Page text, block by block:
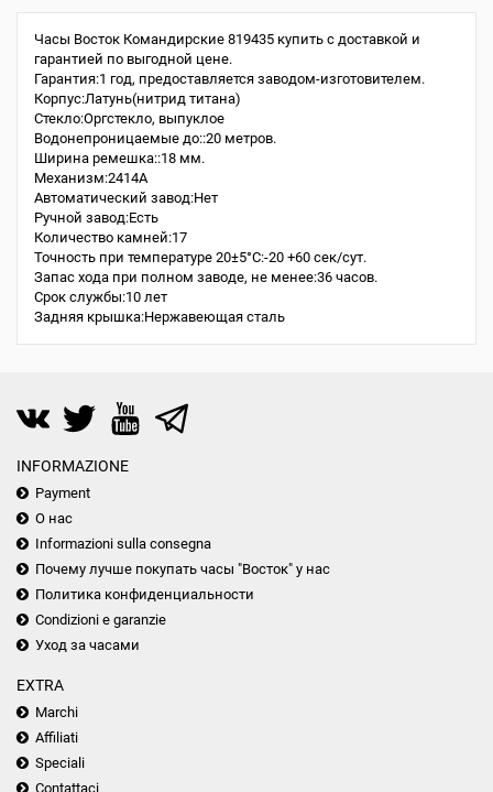
Часы Восток Командирские 819435 купить с доставкой и
гарантией по выгодной цене.
Гарантия:1 год, предоставляется заводом-изготовителем.
Корпус:Латунь(нитрид титана)
Стекло:Оргстекло, выпуклое
Водонепроницаемые до::20 метров.
Ширина ремешка::18 мм.
Механизм:2414A
Автоматический завод:Нет
Ручной завод:Есть
Количество камней:17
Точность при температуре 20±5°С:-20 +60 сек/сут.
Запас хода при полном заводе, не менее:36 часов.
Срок службы:10 лет
Задняя крышка:Нержавеющая сталь
INFORMAZIONE
Payment
О нас
Informazioni sulla consegna
Почему лучше покупать часы "Восток" у нас
Политика конфиденциальности
Condizioni e garanzie
Уход за часами
EXTRA
Marchi
Affiliati
Speciali
Contattaci